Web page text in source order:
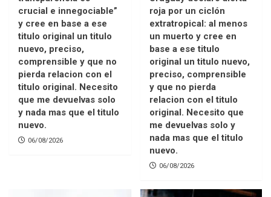
crucial e innegociable”
y cree en base a ese
titulo original un titulo
nuevo, preciso,
comprensible y que no
pierda relacion con el
titulo original. Necesito
que me devuelvas solo
y nada mas que el titulo
nuevo.
06/08/2026
roja por un ciclón
extratropical: al menos
un muerto y cree en
base a ese titulo
original un titulo nuevo,
preciso, comprensible
y que no pierda
relacion con el titulo
original. Necesito que
me devuelvas solo y
nada mas que el titulo
nuevo.
06/08/2026